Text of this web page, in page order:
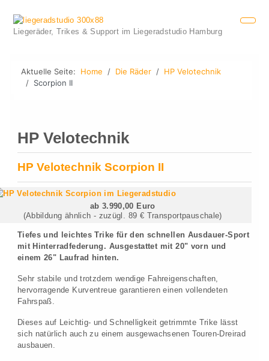
Liegeräder, Trikes & Support im Liegeradstudio Hamburg
Aktuelle Seite: Home Die Räder
HP Velotechnik
Scorpion II
HP Velotechnik
HP Velotechnik Scorpion II
ab 3.990,00 Euro
(Abbildung ähnlich - zuzügl. 89 € Transportpauschale)
Tiefes und leichtes Trike für den schnellen Ausdauer-Sport
mit Hinterradfederung. Ausgestattet mit 20" vorn und
einem 26" Laufrad hinten.
Sehr stabile und trotzdem wendige Fahreigenschaften,
hervorragende Kurventreue garantieren einen vollendeten
Fahrspaß.
Dieses auf Leichtig- und Schnelligkeit getrimmte Trike lässt
sich natürlich auch zu einem ausgewachsenen Touren-Dreirad
ausbauen.